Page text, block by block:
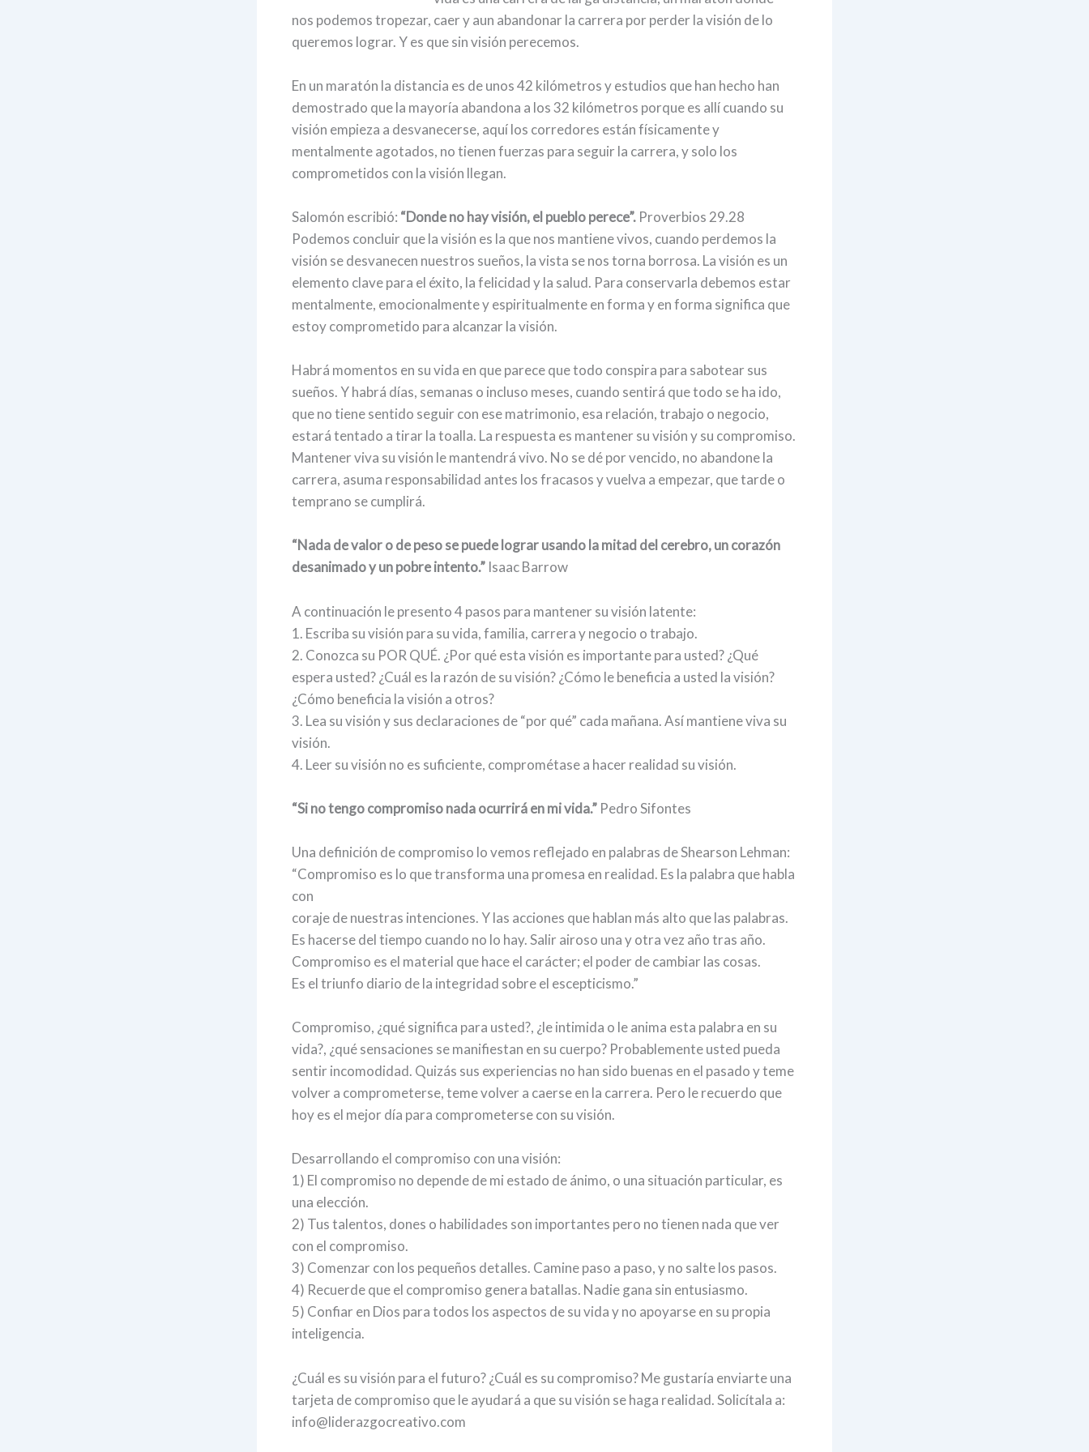
nos podemos tropezar, caer y aun abandonar la carrera por perder la visión de lo
queremos lograr. Y es que sin visión perecemos.
En un maratón la distancia es de unos 42 kilómetros y estudios que han hecho han
demostrado que la mayoría abandona a los 32 kilómetros porque es allí cuando su
visión empieza a desvanecerse, aquí los corredores están físicamente y
mentalmente agotados, no tienen fuerzas para seguir la carrera, y solo los
comprometidos con la visión llegan.
Salomón escribió: “Donde no hay visión, el pueblo perece”.Proverbios 29.28
Podemos concluir que la visión es la que nos mantiene vivos, cuando perdemos la
visión se desvanecen nuestros sueños, la vista se nos torna borrosa. La visión es un
elemento clave para el éxito, la felicidad y la salud. Para conservarla debemos estar
mentalmente, emocionalmente y espiritualmente en forma y en forma significa que
estoy comprometido para alcanzar la visión.
Habrá momentos en su vida en que parece que todo conspira para sabotear sus
sueños. Y habrá días, semanas o incluso meses, cuando sentirá que todo se ha ido,
que no tiene sentido seguir con ese matrimonio, esa relación, trabajo o negocio,
estará tentado a tirar la toalla. La respuesta es mantener su visión y su compromiso.
Mantener viva su visión le mantendrá vivo. No se dé por vencido, no abandone la
carrera, asuma responsabilidad antes los fracasos y vuelva a empezar, que tarde o
temprano se cumplirá.
“Nada de valor o de peso se puede lograr usando la mitad del cerebro, un corazón
desanimado y un pobre intento.”Isaac Barrow
A continuación le presento 4 pasos para mantener su visión latente:
1. Escriba su visión para su vida, familia, carrera y negocio o trabajo.
2. Conozca su POR QUÉ. ¿Por qué esta visión es importante para usted? ¿Qué
espera usted? ¿Cuál es la razón de su visión? ¿Cómo le beneficia a usted la visión?
¿Cómo beneficia la visión a otros?
3. Lea su visión y sus declaraciones de “por qué” cada mañana. Así mantiene viva su
visión.
4. Leer su visión no es suficiente, comprométase a hacer realidad su visión.
“Si no tengo compromiso nada ocurrirá en mi vida.” Pedro Sifontes
Una definición de compromiso lo vemos reflejado en palabras de Shearson Lehman:
“Compromiso es lo que transforma una promesa en realidad. Es la palabra que habla
con
coraje de nuestras intenciones. Y las acciones que hablan más alto que las palabras.
Es hacerse del tiempo cuando no lo hay. Salir airoso una y otra vez año tras año.
Compromiso es el material que hace el carácter; el poder de cambiar las cosas.
Es el triunfo diario de la integridad sobre el escepticismo.”
Compromiso, ¿qué significa para usted?, ¿le intimida o le anima esta palabra en su
vida?, ¿qué sensaciones se manifiestan en su cuerpo? Probablemente usted pueda
sentir incomodidad. Quizás sus experiencias no han sido buenas en el pasado y teme
volver a comprometerse, teme volver a caerse en la carrera. Pero le recuerdo que
hoy es el mejor día para comprometerse con su visión.
Desarrollando el compromiso con una visión:
1) El compromiso no depende de mi estado de ánimo, o una situación particular, es
una elección.
2) Tus talentos, dones o habilidades son importantes pero no tienen nada que ver
con el compromiso.
3) Comenzar con los pequeños detalles. Camine paso a paso, y no salte los pasos.
4) Recuerde que el compromiso genera batallas. Nadie gana sin entusiasmo.
5) Confiar en Dios para todos los aspectos de su vida y no apoyarse en su propia
inteligencia.
¿Cuál es su visión para el futuro? ¿Cuál es su compromiso? Me gustaría enviarte una
tarjeta de compromiso que le ayudará a que su visión se haga realidad. Solicítala a:
info@liderazgocreativo.com